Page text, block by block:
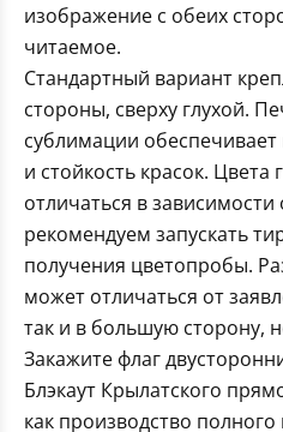
изображение с обеих
читаемое.
Стандартный вариант
стороны, сверху глухой.
сублимации
и стойкость красок. Цвета
отличаться в
рекомендуем запускать
получения цветопробы.
может отличаться от
так и в большую сторону,
Закажите флаг
Блэкаут Крылатского
как производство